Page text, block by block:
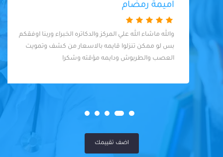
اميمة رمضام
والله ماشاء الله علي المركز والدكاتره الخبراء وربنا اوفقكم
بس لو ممكن تنزلوا قايمه بالاسعار من كشف وتمويت
العصب والطربوش ودايمه مؤقته وشكرا
اضف تقييمك